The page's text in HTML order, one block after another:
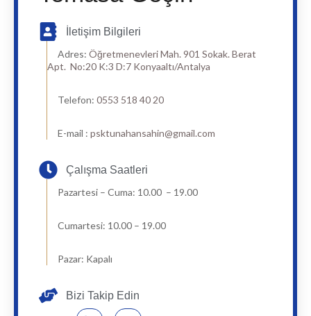
İletişim Bilgileri
Adres: Öğretmenevleri Mah. 901 Sokak. Berat
Apt. No:20 K:3 D:7 Konyaaltı/Antalya
Telefon: 0553 518 40 20
E-mail : psktunahansahin@gmail.com
Çalışma Saatleri
Pazartesi – Cuma: 10.00 – 19.00
Cumartesi: 10.00 – 19.00
Pazar: Kapalı
Bizi Takip Edin